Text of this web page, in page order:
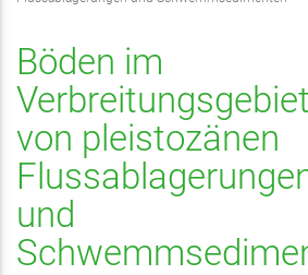
Böden im
Verbreitungsgebiet
von pleistozänen
und